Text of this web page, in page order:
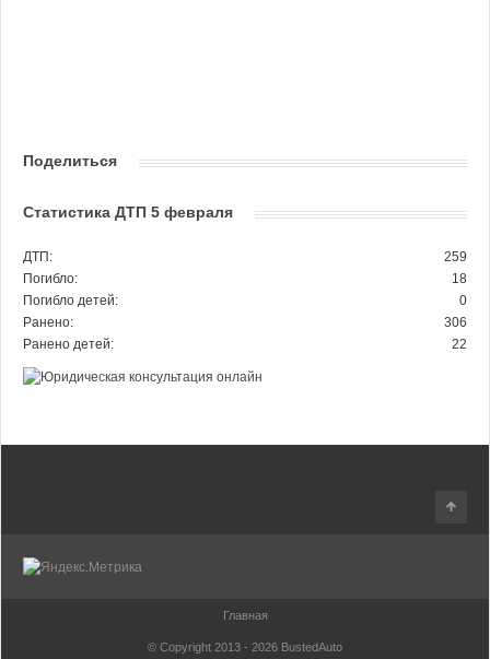
Поделиться
Статистика ДТП 5 февраля
ДТП:
259
Погибло:
18
Погибло детей:
0
Ранено:
306
Ранено детей:
22
Главная
© Copyright 2013 - 2026 BustedAuto